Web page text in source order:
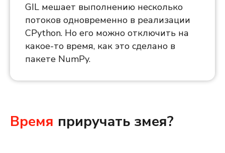
GIL мешает выполнению несколько
потоков одновременно в реализации
CPython. Но его можно отключить на
какое-то время, как это сделано в
пакете NumPy.
Время приручать змея?